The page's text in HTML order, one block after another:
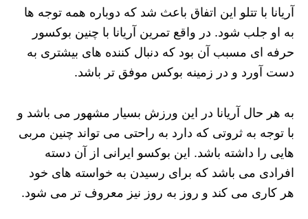
آریانا با تتلو این اتفاق باعث شد که دوباره همه توجه ها
به او جلب شود. در واقع تمرین آریانا با چنین بوکسور
حرفه ای مسبب آن بود که دنبال کننده های بیشتری به
دست آورد و در زمینه بوکس موفق تر باشد.
به هر حال آریانا در این ورزش بسیار مشهور می باشد و
با توجه به ثروتی که دارد به راحتی می تواند چنین مربی
هایی را داشته باشد. این بوکسو ایرانی از آن دسته
افرادی می باشد که برای رسیدن به خواسته های خود
هر کاری می کند و روز به روز نیز معروف تر می شود.